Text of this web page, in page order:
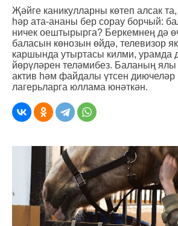
Җәйге каникулларны көтеп алсак
һәр ата-ананы бер сорау борчый:
ничек оештырырга? Беркемнең дә
баласын көнозын өйдә, телевизор
каршында утыртасы килми, урамда
йөрүләрен теләмибез. Баланың
актив һәм файдалы үтсен диючеләр
лагерьларга юллама юнәткән.